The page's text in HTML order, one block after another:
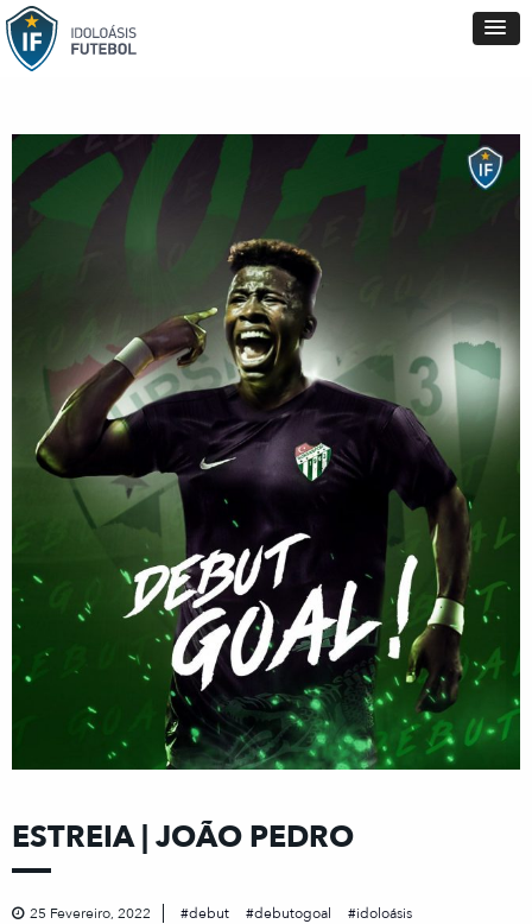
ESTREIA | JOÃO PEDRO
25 Fevereiro, 2022 debut debutogoal
idoloásis